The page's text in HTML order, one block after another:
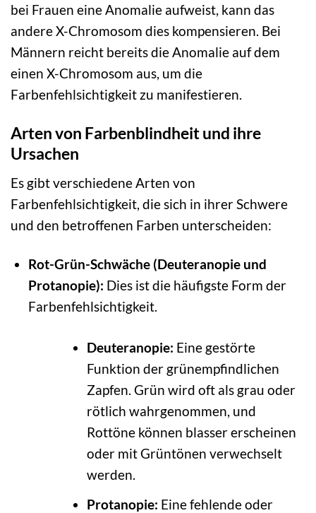
bei Frauen eine Anomalie aufweist, kann das
andere X-Chromosom dies kompensieren. Bei
Männern reicht bereits die Anomalie auf dem
einen X-Chromosom aus, um die
Farbenfehlsichtigkeit zu manifestieren.
Arten von Farbenblindheit und ihre
Ursachen
Es gibt verschiedene Arten von
Farbenfehlsichtigkeit, die sich in ihrer Schwere
und den betroffenen Farben unterscheiden:
Rot-Grün-Schwäche (Deuteranopie und
Protanopie): Dies ist die häufigste Form der
Farbenfehlsichtigkeit.
Deuteranopie: Eine gestörte
Funktion der grünempfindlichen
Zapfen. Grün wird oft als grau oder
rötlich wahrgenommen, und
Rottöne können blasser erscheinen
oder mit Grüntönen verwechselt
werden.
Protanopie: Eine fehlende oder